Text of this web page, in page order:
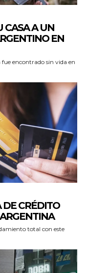
CASA A UN
EN
encontrado sin vida en
DE CRÉDITO
total con este